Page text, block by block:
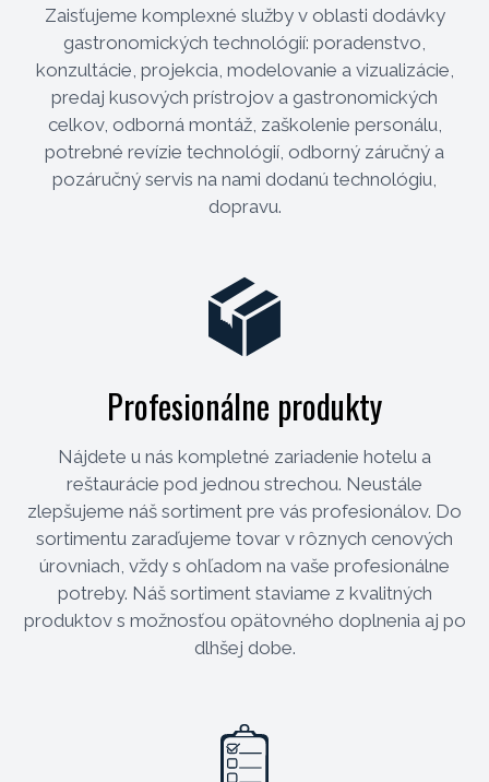
Zaisťujeme komplexné služby v oblasti dodávky
gastronomických technológií: poradenstvo,
konzultácie, projekcia, modelovanie a vizualizácie,
predaj kusových prístrojov a gastronomických
celkov, odborná montáž, zaškolenie personálu,
potrebné revízie technológií, odborný záručný a
pozáručný servis na nami dodanú technológiu,
dopravu.
Profesionálne produkty
Nájdete u nás kompletné zariadenie hotelu a
reštaurácie pod jednou strechou. Neustále
zlepšujeme náš sortiment pre vás profesionálov. Do
sortimentu zaraďujeme tovar v rôznych cenových
úrovniach, vždy s ohľadom na vaše profesionálne
potreby. Náš sortiment staviame z kvalitných
produktov s možnosťou opätovného doplnenia aj po
dlhšej dobe.